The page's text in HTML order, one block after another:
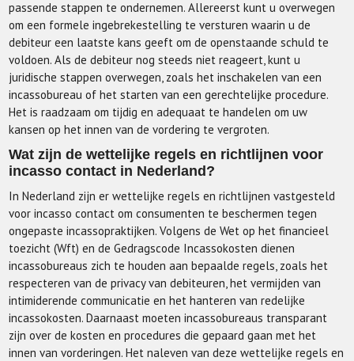
passende stappen te ondernemen. Allereerst kunt u overwegen
om een formele ingebrekestelling te versturen waarin u de
debiteur een laatste kans geeft om de openstaande schuld te
voldoen. Als de debiteur nog steeds niet reageert, kunt u
juridische stappen overwegen, zoals het inschakelen van een
incassobureau of het starten van een gerechtelijke procedure.
Het is raadzaam om tijdig en adequaat te handelen om uw
kansen op het innen van de vordering te vergroten.
Wat zijn de wettelijke regels en richtlijnen voor
incasso contact in Nederland?
In Nederland zijn er wettelijke regels en richtlijnen vastgesteld
voor incasso contact om consumenten te beschermen tegen
ongepaste incassopraktijken. Volgens de Wet op het financieel
toezicht (Wft) en de Gedragscode Incassokosten dienen
incassobureaus zich te houden aan bepaalde regels, zoals het
respecteren van de privacy van debiteuren, het vermijden van
intimiderende communicatie en het hanteren van redelijke
incassokosten. Daarnaast moeten incassobureaus transparant
zijn over de kosten en procedures die gepaard gaan met het
innen van vorderingen. Het naleven van deze wettelijke regels en